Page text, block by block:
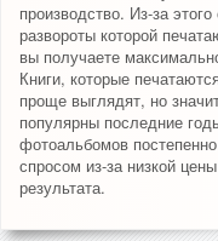
производство. Из-за
развороты которой
вы получаете
Книги, которые
проще выглядят, но
популярны последние
фотоальбомов
спросом из-за низкой
результата.